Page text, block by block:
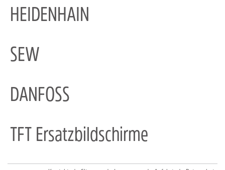
HEIDENHAIN
SEW
DANFOSS
TFT Ersatzbildschirme